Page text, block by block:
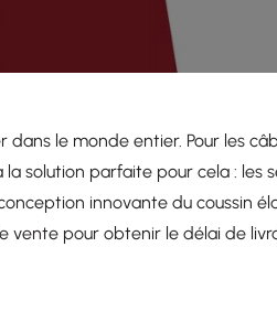
le monde entier. Pour les
solution parfaite pour cela : les
innovante du coussin
pour obtenir le délai de